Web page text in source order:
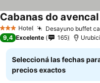
3 Estrellas
Hotel Desayuno buffet
Cabanas do avencal
9,4 Excelente 165 Urubici
Seleccioná las fechas
precios exactos